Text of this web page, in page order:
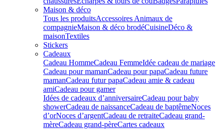
Maison & déco
Tous les produitsAccessoires Animaux de
compagnieMaison & déco brodéCuisineDéco &
maisonTextiles
Stickers
Cadeaux
Cadeau HommeCadeau FemmeIdée cadeau de mariage​
Cadeau pour mamanCadeau pour papaCadeau future
mamanCadeau futur papaCadeau amie & cadeau
amiCadeau pour gamer
Idées de cadeaux d’anniversaireCadeau pour baby
showerCadeau de naissanceCadeau de baptêmeNoces
d’orNoces d’argentCadeau de retraiteCadeau grand-
mèreCadeau grand-pèreCartes cadeaux